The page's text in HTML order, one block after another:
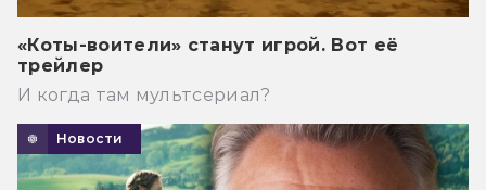
«Коты-воители» станут игрой. Вот её
трейлер
И когда там мультсериал?
Новости